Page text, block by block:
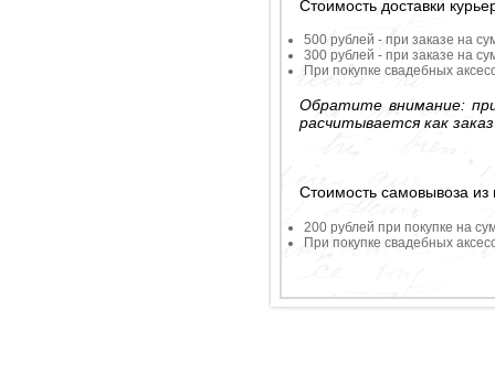
Стоимость доставки
500 рублей - при заказе на
300 рублей - при заказе на
При покупке свадебных
Обратите внимание:
расчитывается как
Стоимость самовывоза из
200 рублей при покупке на
При покупке свадебных